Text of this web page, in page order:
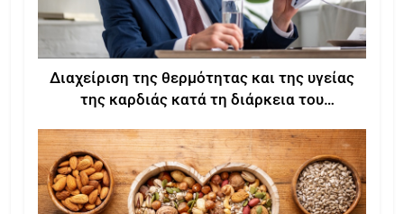
Διαχείριση της θερμότητας και της υγείας
της καρδιάς κατά τη διάρκεια του